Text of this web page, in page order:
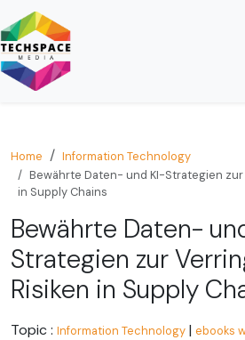
Home
Information Technology
Bewährte Daten- und KI-Strategien
in Supply Chains
Bewährte Daten-
Strategien zur
Risiken in Supply
Topic : Information Technology | ebooks